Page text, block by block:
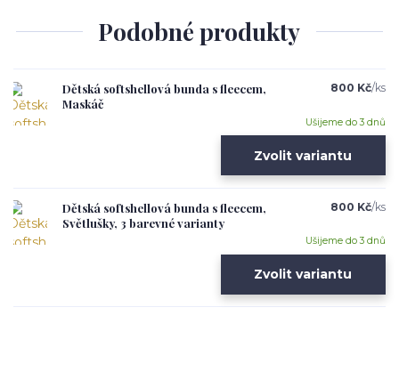
Podobné produkty
Dětská softshellová bunda s fleecem,
Maskáč
800 Kč/ks
Ušijeme do 3 dnů
Zvolit variantu
Dětská softshellová bunda s fleecem,
Světlušky, 3 barevné varianty
800 Kč/ks
Ušijeme do 3 dnů
Zvolit variantu